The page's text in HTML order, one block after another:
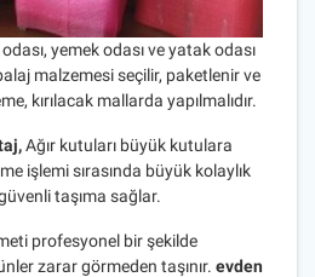
yemek odası ve yatak odası
malzemesi seçilir, paketlenir ve
kırılacak mallarda yapılmalıdır.
Ağır kutuları büyük kutulara
işlemi sırasında büyük kolaylık
taşıma sağlar.
profesyonel bir şekilde
zarar görmeden taşınır. evden